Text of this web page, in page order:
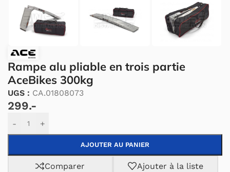
Rampe alu pliable en trois partie
AceBikes 300kg
UGS : CA.01808073
299.-
- +
AJOUTER AU PANIER
Alternative:
Comparer Ajouter à la liste